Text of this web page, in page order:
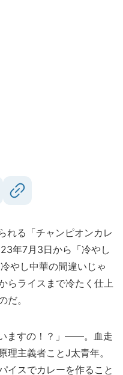
れる「チャンピオンカレ
年7月3日から「冷やし
やし中華の間違いじゃ
らライスまで冷たく仕上
だ。
ますの！？」――。血走
理主義者ことJ太青年。
イスでカレーを作ること